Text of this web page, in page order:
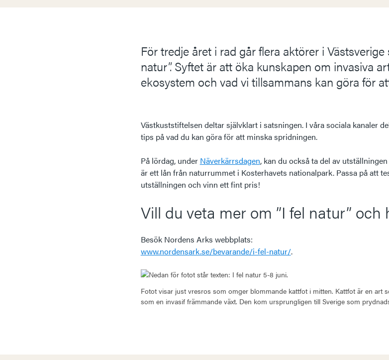
För tredje året i rad går flera aktörer i
natur”. Syftet är att öka kunskapen om invasiva
ekosystem och vad vi tillsammans kan göra för
Västkuststiftelsen deltar självklart i satsningen. I våra sociala kanaler
tips på vad du kan göra för att minska spridningen.
På lördag, under Näverkärrsdagen, kan du också ta del av
är ett lån från naturrummet i Kosterhavets nationalpark. Passa på att
utställningen och vinn ett fint pris!
Vill du veta mer om ”I fel natur”
Besök Nordens Arks webbplats:
www.nordensark.se/bevarande/i-fel-natur/.
Fotot visar just vresros som omger blommande kattfot i mitten. Kattfot är en art
som en invasif främmande växt. Den kom ursprungligen till Sverige som